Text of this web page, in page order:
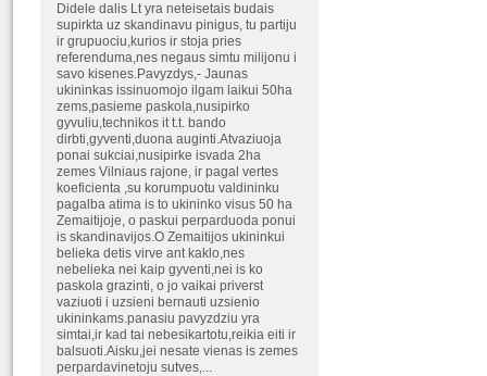
Didele dalis Lt yra neteisetais budais
supirkta uz skandinavu pinigus, tu partiju
ir grupuociu,kurios ir stoja pries
referenduma,nes negaus simtu milijonu i
savo kisenes.Pavyzdys,- Jaunas
ukininkas issinuomojo ilgam laikui 50ha
zems,pasieme paskola,nusipirko
gyvuliu,technikos it t.t. bando
dirbti,gyventi,duona auginti.Atvaziuoja
ponai sukciai,nusipirke isvada 2ha
zemes Vilniaus rajone, ir pagal vertes
koeficienta ,su korumpuotu valdininku
pagalba atima is to ukininko visus 50 ha
Zemaitijoje, o paskui perparduoda ponui
is skandinavijos.O Zemaitijos ukininkui
belieka detis virve ant kaklo,nes
nebelieka nei kaip gyventi,nei is ko
paskola grazinti, o jo vaikai priverst
vaziuoti i uzsieni bernauti uzsienio
ukininkams.panasiu pavyzdziu yra
simtai,ir kad tai nebesikartotu,reikia eiti ir
balsuoti.Aisku,jei nesate vienas is zemes
perpardavinetoju sutves,...